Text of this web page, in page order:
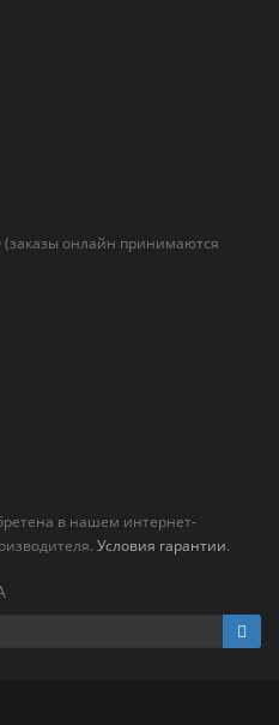
онлайн принимаются
в нашем интернет-
Условия гарантии.